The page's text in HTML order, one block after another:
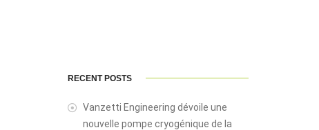
RECENT POSTS
Vanzetti Engineering dévoile une
nouvelle pompe cryogénique de la